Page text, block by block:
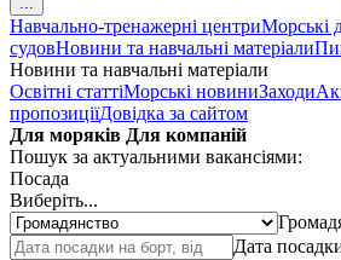
Навчально-тренажерні центриМорські
судовНовини та навчальні матеріали
Новини та навчальні матеріали
Освітні статтіМорські новиниЗаходи
пропозиціїДовідка за сайтом
Для моряків Для компаній
Пошук за актуальними вакансіями:
Посада
Виберіть...
Дата